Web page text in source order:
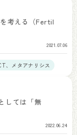
考える（Fertil
2021.07.06
、メタアナリシス
しては「無
2022.06.24